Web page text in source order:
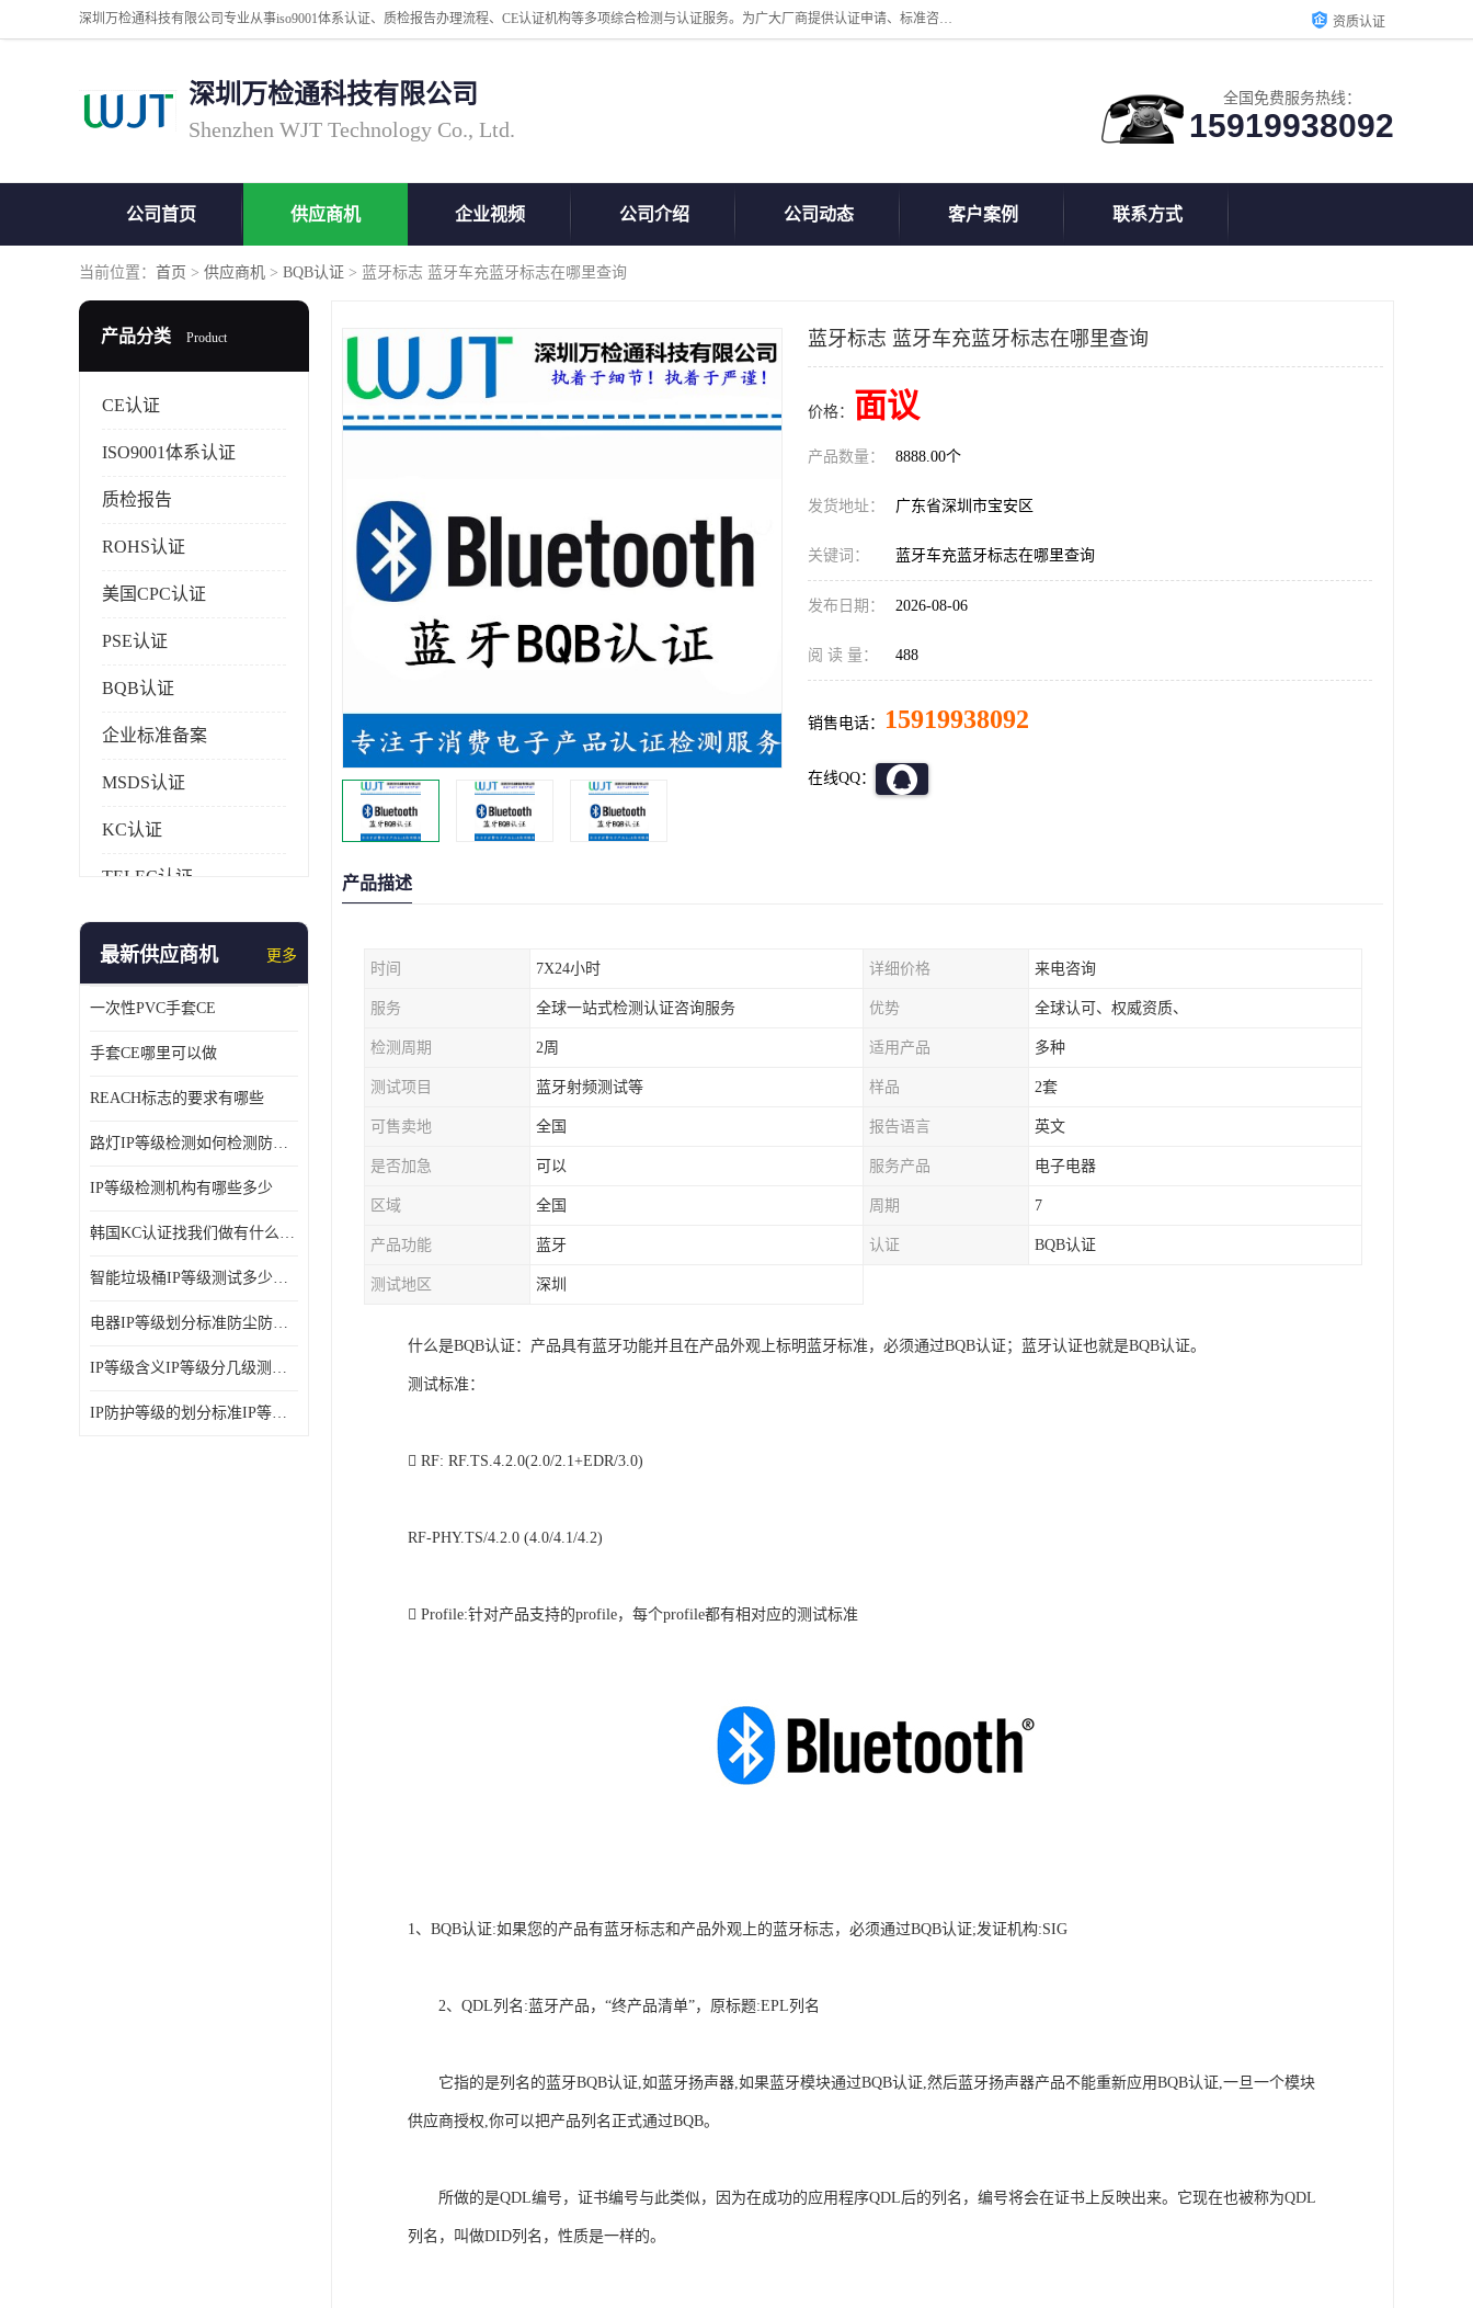
深圳万检通科技有限公司专业从事iso9001体系认证、质检报告办理流程、CE认证机构等多项综合检测与认证服务。为广大厂商提供认证申请、标准咨询、测试、技术支持、对策、获得认证等“一站式”服务。 资质认证
深圳万检通科技有限公司
Shenzhen WJT Technology Co., Ltd.
全国免费服务热线：
15919938092
公司首页 供应商机 企业视频 公司介绍 公司动态 客户案例 联系方式
当前位置： 首页 > 供应商机 > BQB认证 > 蓝牙标志 蓝牙车充蓝牙标志在哪里查询
产品分类 Product
CE认证
ISO9001体系认证
质检报告
ROHS认证
美国CPC认证
PSE认证
BQB认证
企业标准备案
MSDS认证
KC认证
TELEC认证
CCC认证
ISO14001体系认证
OHSAS18001体系认证
最新供应商机 更多
一次性PVC手套CE
手套CE哪里可以做
REACH标志的要求有哪些
路灯IP等级检测如何检测防尘防水
IP等级检测机构有哪些多少
韩国KC认证找我们做有什么优势
智能垃圾桶IP等级测试多少钱要多久时间
电器IP等级划分标准防尘防尘IP等级测试报告
IP等级含义IP等级分几级测试容易过吗
IP防护等级的划分标准IP等级测试多少钱
蓝牙标志 蓝牙车充蓝牙标志在哪里查询
价格： 面议
产品数量： 8888.00个
发货地址： 广东省深圳市宝安区
关键词： 蓝牙车充蓝牙标志在哪里查询
发布日期： 2026-08-06
阅 读 量： 488
销售电话： 15919938092
在线QQ：
产品描述
时间 7X24小时 详细价格 来电咨询
服务 全球一站式检测认证咨询服务 优势 全球认可、权威资质、
检测周期 2周 适用产品 多种
测试项目 蓝牙射频测试等 样品 2套
可售卖地 全国 报告语言 英文
是否加急 可以 服务产品 电子电器
区域 全国 周期 7
产品功能 蓝牙 认证 BQB认证
测试地区 深圳
什么是BQB认证：产品具有蓝牙功能并且在产品外观上标明蓝牙标准，必须通过BQB认证；蓝牙认证也就是BQB认证。
测试标准：
 RF: RF.TS.4.2.0(2.0/2.1+EDR/3.0)
RF-PHY.TS/4.2.0 (4.0/4.1/4.2)
 Profile:针对产品支持的profile，每个profile都有相对应的测试标准
1、BQB认证:如果您的产品有蓝牙标志和产品外观上的蓝牙标志，必须通过BQB认证;发证机构:SIG
2、QDL列名:蓝牙产品，“终产品清单”，原标题:EPL列名
它指的是列名的蓝牙BQB认证,如蓝牙扬声器,如果蓝牙模块通过BQB认证,然后蓝牙扬声器产品不能重新应用BQB认证,一旦一个模块
供应商授权,你可以把产品列名正式通过BQB。
所做的是QDL编号，证书编号与此类似，因为在成功的应用程序QDL后的列名，编号将会在证书上反映出来。它现在也被称为QDL
列名，叫做DID列名，性质是一样的。